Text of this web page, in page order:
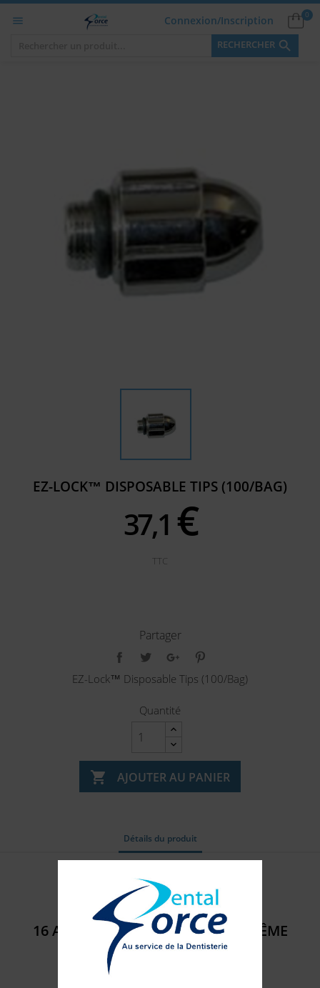
 0
Connexion/Inscription
RECHERCHER 
EZ-LOCK™ DISPOSABLE TIPS (100/BAG)
37,1 €
TTC
Partager
EZ-Lock™ Disposable Tips (100/Bag)
Quantité
 AJOUTER AU PANIER
Détails du produit
Référence
16 AUTRES PRODUITS DANS LA MÊME
CATÉGORIE :